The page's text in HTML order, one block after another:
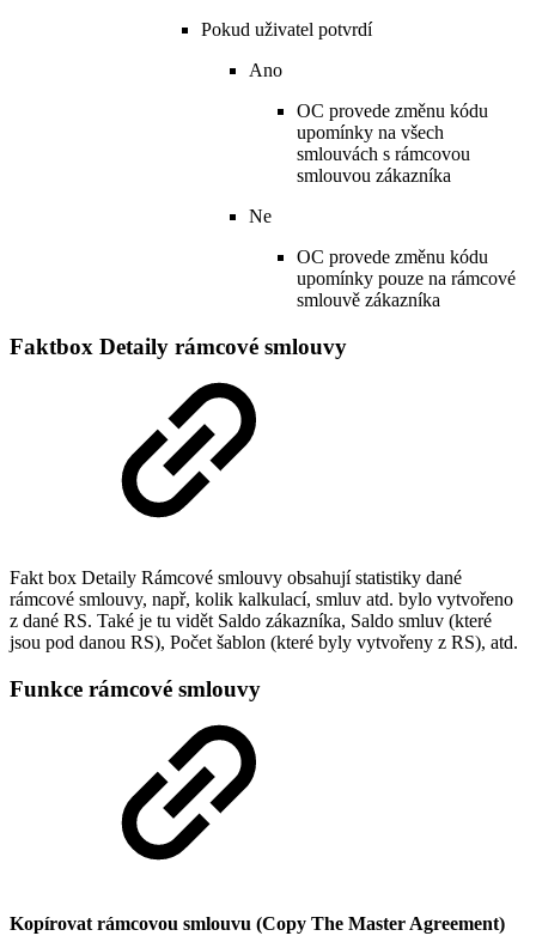
Pokud uživatel potvrdí
Ano
OC provede změnu kódu
upomínky na všech
smlouvách s rámcovou
smlouvou zákazníka
Ne
OC provede změnu kódu
upomínky pouze na rámcové
smlouvě zákazníka
Faktbox Detaily rámcové smlouvy
Fakt box Detaily Rámcové smlouvy obsahují statistiky dané
rámcové smlouvy, např, kolik kalkulací, smluv atd. bylo vytvořeno
z dané RS. Také je tu vidět Saldo zákazníka, Saldo smluv (které
jsou pod danou RS), Počet šablon (které byly vytvořeny z RS), atd.
Funkce rámcové smlouvy
Kopírovat rámcovou smlouvu (Copy The Master Agreement)